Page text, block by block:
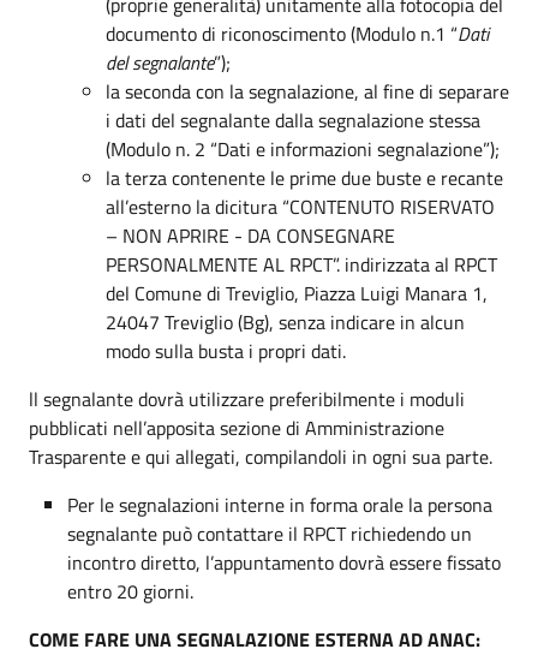
documento di riconoscimento (Modulo n.1 “Dati
del segnalante”);
la seconda con la segnalazione, al fine di separare
i dati del segnalante dalla segnalazione stessa
(Modulo n. 2 “Dati e informazioni segnalazione”);
la terza contenente le prime due buste e recante
all’esterno la dicitura “CONTENUTO RISERVATO
– NON APRIRE - DA CONSEGNARE
PERSONALMENTE AL RPCT”. indirizzata al RPCT
del Comune di Treviglio, Piazza Luigi Manara 1,
24047 Treviglio (Bg), senza indicare in alcun
modo sulla busta i propri dati.
ll segnalante dovrà utilizzare preferibilmente i moduli
pubblicati nell’apposita sezione di Amministrazione
Trasparente e qui allegati, compilandoli in ogni sua parte.
Per le segnalazioni interne in forma orale la persona
segnalante può contattare il RPCT richiedendo un
incontro diretto, l’appuntamento dovrà essere fissato
entro 20 giorni.
COME FARE UNA SEGNALAZIONE ESTERNA AD ANAC: